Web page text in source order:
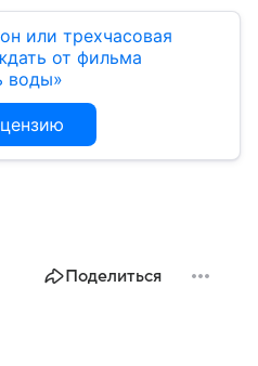
или трехчасовая
от фильма
воды»
Поделиться